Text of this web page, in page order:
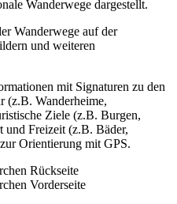
Wanderwege dargestellt.
Wanderwege auf der
und weiteren
mit Signaturen zu den
(z.B. Wanderheime,
Ziele (z.B. Burgen,
und Freizeit (z.B. Bäder,
Orientierung mit GPS.